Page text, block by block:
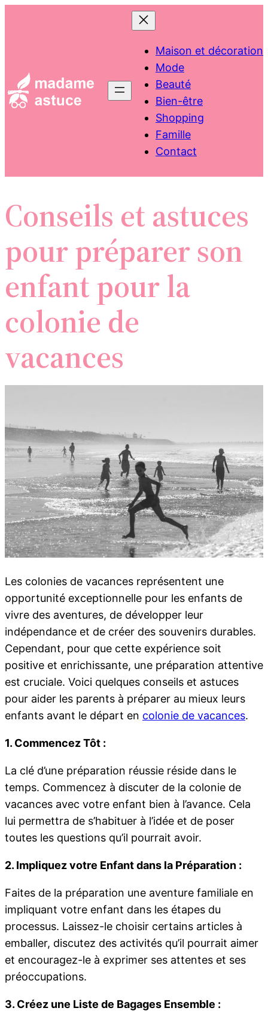
Maison et décoration
Mode
Beauté
Bien-être
Shopping
Famille
Contact
Conseils et astuces
pour préparer son
enfant pour la
colonie de
vacances
Les colonies de vacances représentent une
opportunité exceptionnelle pour les enfants de
vivre des aventures, de développer leur
indépendance et de créer des souvenirs durables.
Cependant, pour que cette expérience soit
positive et enrichissante, une préparation attentive
est cruciale. Voici quelques conseils et astuces
pour aider les parents à préparer au mieux leurs
enfants avant le départ en colonie de vacances.
1. Commencez Tôt :
La clé d’une préparation réussie réside dans le
temps. Commencez à discuter de la colonie de
vacances avec votre enfant bien à l’avance. Cela
lui permettra de s’habituer à l’idée et de poser
toutes les questions qu’il pourrait avoir.
2. Impliquez votre Enfant dans la Préparation :
Faites de la préparation une aventure familiale en
impliquant votre enfant dans les étapes du
processus. Laissez-le choisir certains articles à
emballer, discutez des activités qu’il pourrait aimer
et encouragez-le à exprimer ses attentes et ses
préoccupations.
3. Créez une Liste de Bagages Ensemble :